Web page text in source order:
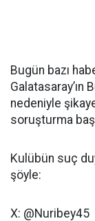
Bugün bazı
Galatasaray’ın
nedeniyle
soruşturma
Kulübün suç
şöyle:
X: @Nuribey45